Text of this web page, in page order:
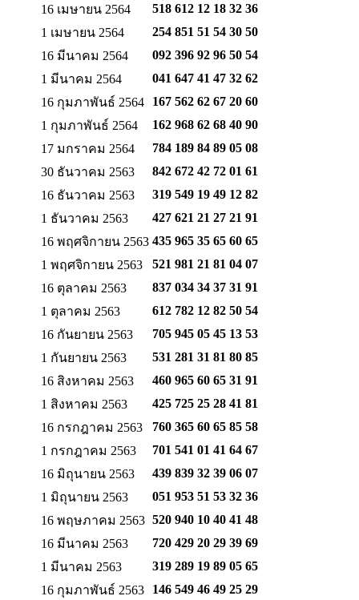
16 เมษายน 2564
518 612 12 18 32 36
1 เมษายน 2564
254 851 51 54 30 50
16 มีนาคม 2564
092 396 92 96 50 54
1 มีนาคม 2564
041 647 41 47 32 62
16 กุมภาพันธ์ 2564
167 562 62 67 20 60
1 กุมภาพันธ์ 2564
162 968 62 68 40 90
17 มกราคม 2564
784 189 84 89 05 08
30 ธันวาคม 2563
842 672 42 72 01 61
16 ธันวาคม 2563
319 549 19 49 12 82
1 ธันวาคม 2563
427 621 21 27 21 91
16 พฤศจิกายน 2563 435 965 35 65 60 65
1 พฤศจิกายน 2563
521 981 21 81 04 07
16 ตุลาคม 2563
837 034 34 37 31 91
1 ตุลาคม 2563
612 782 12 82 50 54
16 กันยายน 2563
705 945 05 45 13 53
1 กันยายน 2563
531 281 31 81 80 85
16 สิงหาคม 2563
460 965 60 65 31 91
1 สิงหาคม 2563
425 725 25 28 41 81
16 กรกฎาคม 2563
760 365 60 65 85 58
1 กรกฎาคม 2563
701 541 01 41 64 67
16 มิถุนายน 2563
439 839 32 39 06 07
1 มิถุนายน 2563
051 953 51 53 32 36
16 พฤษภาคม 2563 520 940 10 40 41 48
16 มีนาคม 2563
720 429 20 29 39 69
1 มีนาคม 2563
319 289 19 89 05 65
16 กุมภาพันธ์ 2563
146 549 46 49 25 29